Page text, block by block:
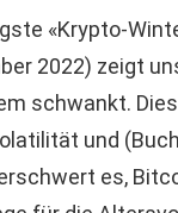
«Krypto-
2022) zeigt
schwankt.
und
es,